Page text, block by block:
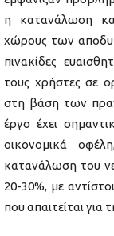
η κατανάλωση
χώρους των
πινακίδες
τους χρήστες σε
στη βάση των
έργο έχει
οικονομικά
κατανάλωση του
20-30%, με
που απαιτείται για